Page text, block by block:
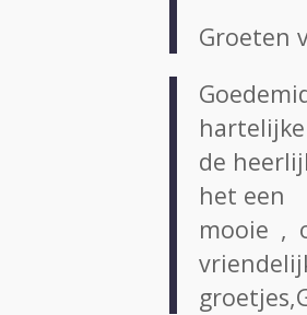
Groeten
de
het een
mooie ,